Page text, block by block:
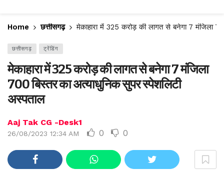
Home छत्तीसगढ़ मेकाहारा में 325 करोड़ की लागत से बनेगा 7 मंजिला
छत्तीसगढ़ ट्रेंडिंग
मेकाहारा में 325 करोड़ की लागत से बनेगा 7 मंजिला
700 बिस्तर का अत्याधुनिक सुपर स्पेशलिटी
अस्पताल
Aaj Tak CG -Desk1
26/08/2023 12:34 AM 0 0